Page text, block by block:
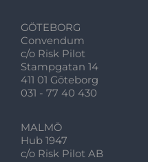
GÖTEBORG
Convendum
c/o Risk Pilot
Stampgatan 14
411 01 Göteborg
031 - 77 40 430
MALMÖ
Hub 1947
c/o Risk Pilot AB